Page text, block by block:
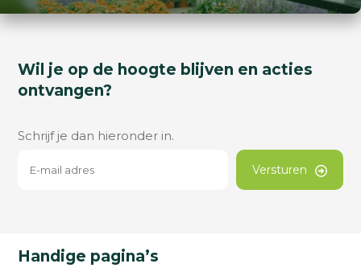
Wil je op de hoogte blijven en acties
ontvangen?
Schrijf je dan hieronder in.
Versturen
Handige pagina’s